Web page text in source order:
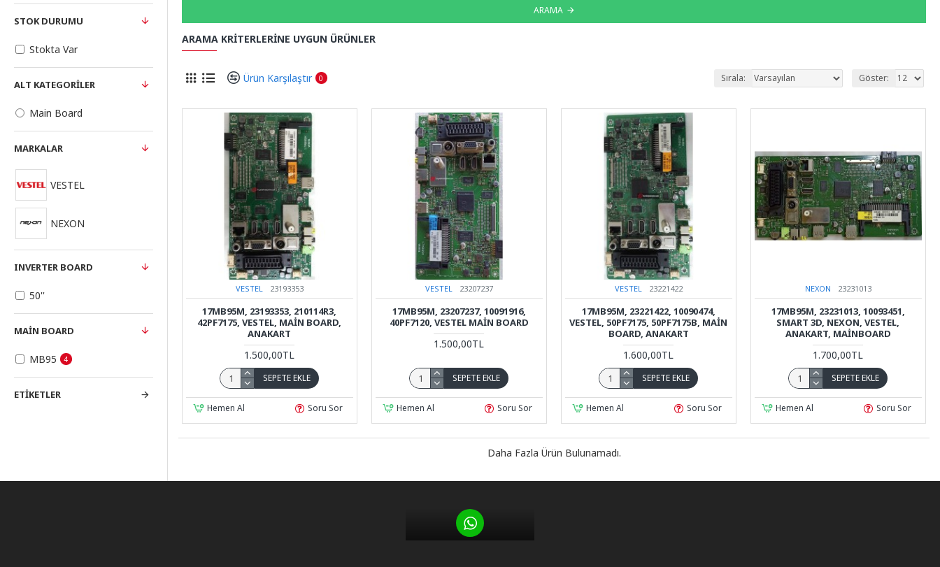
ALT KATEGORILER
Main Board
MARKALAR
VESTEL
NEXON
INVERTER BOARD
50''
MAIN BOARD
MB95 4
ETIKETLER
STOK DURUMU
Stokta Var
ARAMA
ARAMA KRITERLERINE UYGUN ÜRÜNLER
Ürün Karşılaştır 0 Sırala: Göster:
VESTEL 23193353
17MB95M, 23193353, 210114R3,
42PF7175, VESTEL, MAIN BOARD,
ANAKART
1.500,00TL
SEPETE EKLE
Hemen Al Soru Sor
VESTEL 23207237
17MB95M, 23207237, 10091916,
40PF7120, VESTEL MAİN BOARD
1.500,00TL
SEPETE EKLE
Hemen Al Soru Sor
VESTEL 23221422
17MB95M, 23221422, 10090474,
VESTEL, 50PF7175, 50PF7175B, MAIN
BOARD, ANAKART
1.600,00TL
SEPETE EKLE
Hemen Al Soru Sor
NEXON 23231013
17MB95M, 23231013, 10093451,
SMART 3D, NEXON, VESTEL,
ANAKART, MAİNBOARD
1.700,00TL
SEPETE EKLE
Hemen Al Soru Sor
Daha Fazla Ürün Bulunamadı.